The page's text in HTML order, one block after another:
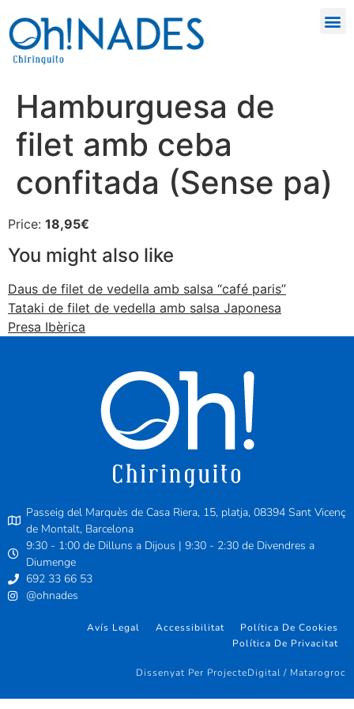
Hamburguesa de
filet amb ceba
confitada (Sense pa)
Price: 18,95€
You might also like
Daus de filet de vedella amb salsa “café paris”
Tataki de filet de vedella amb salsa Japonesa
Presa Ibèrica
Passeig del Marquès de Casa Riera, 15, platja, 08394 Sant Vicenç
de Montalt, Barcelona
9:30 - 1:00 de Dilluns a Dijous | 9:30 - 2:30 de Divendres a
Diumenge
692 33 66 53
@ohnades
Avís Legal Accessibilitat
Política De Cookies
Política De Privacitat
Dissenyat Per ProjecteDigital / Matarogroc